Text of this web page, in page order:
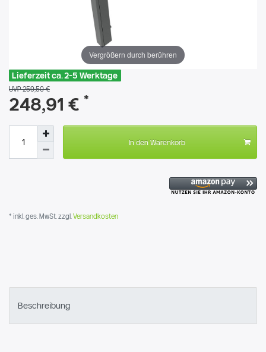
Vergrößern durch berühren
Lieferzeit ca. 2-5 Werktage
UVP 259,50 €
248,91 € *
In den Warenkorb
* inkl. ges. MwSt. zzgl. Versandkosten
Beschreibung